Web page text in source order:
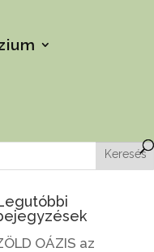
Keresés
OÁZIS az